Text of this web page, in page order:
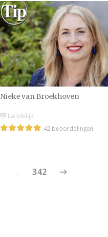
Nieke van Broekhoven
Landelijk
42 beoordelingen
342